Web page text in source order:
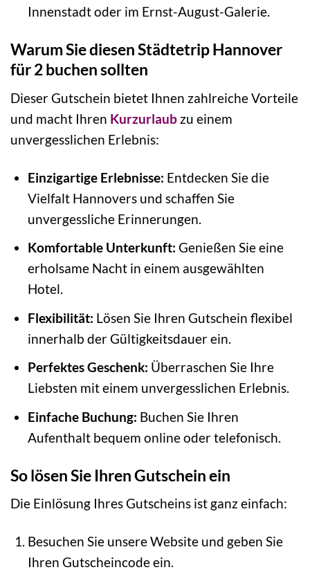
Innenstadt oder im Ernst-August-Galerie.
Warum Sie diesen Städtetrip Hannover
für 2 buchen sollten
Dieser Gutschein bietet Ihnen zahlreiche Vorteile
und macht Ihren Kurzurlaub zu einem
unvergesslichen Erlebnis:
Einzigartige Erlebnisse: Entdecken Sie die
Vielfalt Hannovers und schaffen Sie
unvergessliche Erinnerungen.
Komfortable Unterkunft: Genießen Sie eine
erholsame Nacht in einem ausgewählten
Hotel.
Flexibilität: Lösen Sie Ihren Gutschein flexibel
innerhalb der Gültigkeitsdauer ein.
Perfektes Geschenk: Überraschen Sie Ihre
Liebsten mit einem unvergesslichen Erlebnis.
Einfache Buchung: Buchen Sie Ihren
Aufenthalt bequem online oder telefonisch.
So lösen Sie Ihren Gutschein ein
Die Einlösung Ihres Gutscheins ist ganz einfach:
Besuchen Sie unsere Website und geben Sie
Ihren Gutscheincode ein.